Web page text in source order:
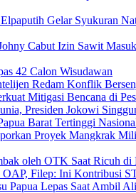
Gelar Syukuran
Cabut Izin Sawit
42 Calon Wisudawan
Redam Konflik
Mitigasi Bencana di
Presiden Jokowi
Barat Tertinggi
Proyek Mangkrak
oleh OTK Saat Ricuh di
Filep: Ini Kontribusi
Papua Lepas Saat Ambil